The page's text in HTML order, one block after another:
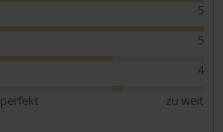
5
5
4
perfekt
zu weit